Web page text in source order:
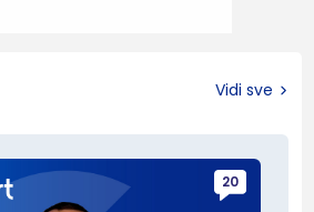
Vidi sve
20